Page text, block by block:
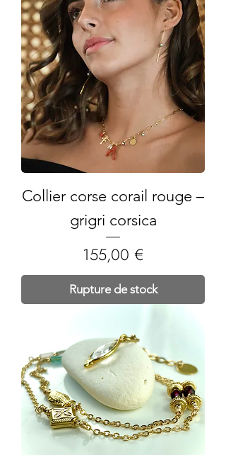
Collier corse corail rouge –
grigri corsica
Prix
155,00 €
Rupture de stock